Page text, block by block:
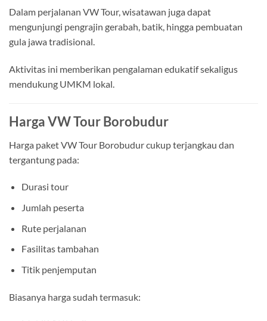
Dalam perjalanan VW Tour, wisatawan juga dapat
mengunjungi pengrajin gerabah, batik, hingga pembuatan
gula jawa tradisional.
Aktivitas ini memberikan pengalaman edukatif sekaligus
mendukung UMKM lokal.
Harga VW Tour Borobudur
Harga paket VW Tour Borobudur cukup terjangkau dan
tergantung pada:
Durasi tour
Jumlah peserta
Rute perjalanan
Fasilitas tambahan
Titik penjemputan
Biasanya harga sudah termasuk: